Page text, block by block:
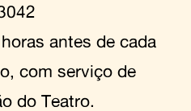
antes de cada
com serviço de
do Teatro.